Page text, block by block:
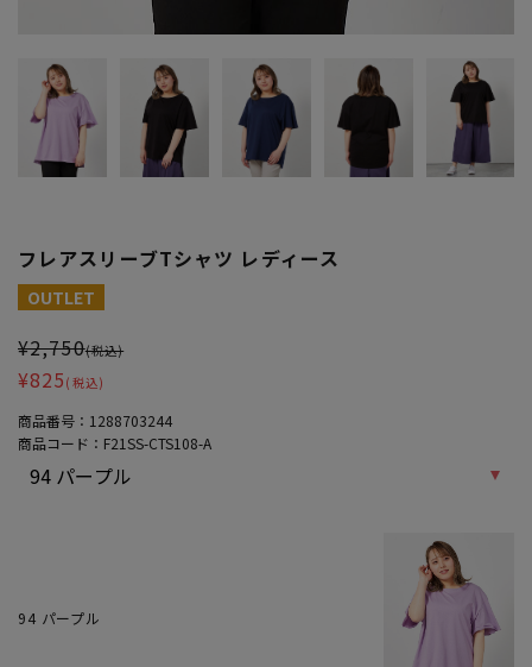
フレアスリーブTシャツ レディース
大きいサイズ レディース フレアスリーブTシャツ レディース
OUTLET
¥2,750(税込)
¥825 (税込)
商品番号： 1288703244
商品コード： F21SS-CTS108-A
94 パープル